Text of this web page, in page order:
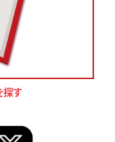
探す